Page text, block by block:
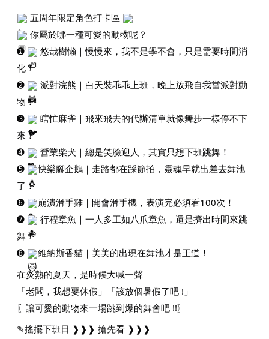
五周年限定角色打卡區
你屬於哪一種可愛的動物呢？
➊
悠哉樹懶｜慢慢來，我不是學不會，只是需要時間消
化！
➋
派對浣熊｜白天裝乖乖上班，晚上放飛自我當派對動
物！
➌
瞎忙麻雀｜飛來飛去的代辦清單就像舞步一樣停不下
來！
➍
營業柴犬｜總是笑臉迎人，其實只想下班跳舞！
➎
快樂腳企鵝｜走路都在踩節拍，靈魂早就出差去舞池
了！
➏
崩潰滑手雞｜開會滑手機，表演完必須看100次！
➐
行程章魚｜一人多工如八爪章魚，還是擠出時間來跳
舞！
➑
維納斯香貓｜美美的出現在舞池才是王道！
在炎熱的夏天，是時候大喊一聲
「老闆，我想要休假」「該放個暑假了吧 !」
〖讓可愛的動物來一場跳到爆的舞會吧 !!〗
✎搖擺下班日 ❱❱❱ 搶先看 ❱❱❱